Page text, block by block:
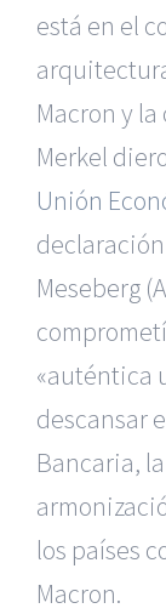
está en el
Macron y
Merkel
Unión
Meseberg
«auténtica
descansar
Bancaria,
los países
Macron.